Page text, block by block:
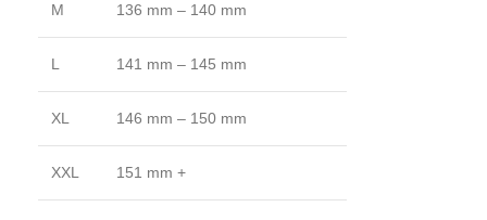
M 136 mm – 140 mm
L 141 mm – 145 mm
XL 146 mm – 150 mm
XXL 151 mm +